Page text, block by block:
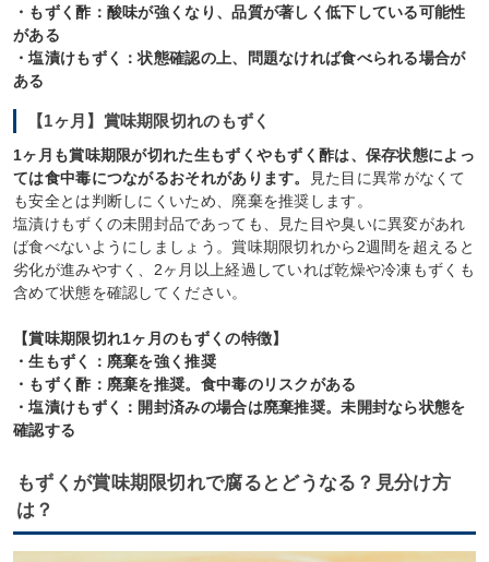
・もずく酢：酸味が強くなり、品質が著しく低下している可能性
がある
・塩漬けもずく：状態確認の上、問題なければ食べられる場合が
ある
【1ヶ月】賞味期限切れのもずく
1ヶ月も賞味期限が切れた生もずくやもずく酢は、保存状態によっ
ては食中毒につながるおそれがあります。
見た目に異常がなくて
も安全とは判断しにくいため、廃棄を推奨します。
塩漬けもずくの未開封品であっても、見た目や臭いに異変があれ
ば食べないようにしましょう。賞味期限切れから2週間を超えると
劣化が進みやすく、2ヶ月以上経過していれば乾燥や冷凍もずくも
含めて状態を確認してください。
【賞味期限切れ1ヶ月のもずくの特徴】
・生もずく：廃棄を強く推奨
・もずく酢：廃棄を推奨。食中毒のリスクがある
・塩漬けもずく：開封済みの場合は廃棄推奨。未開封なら状態を
確認する
もずくが賞味期限切れで腐るとどうなる？見分け方
は？